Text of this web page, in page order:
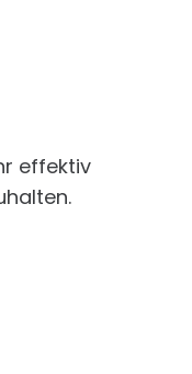
effektiv